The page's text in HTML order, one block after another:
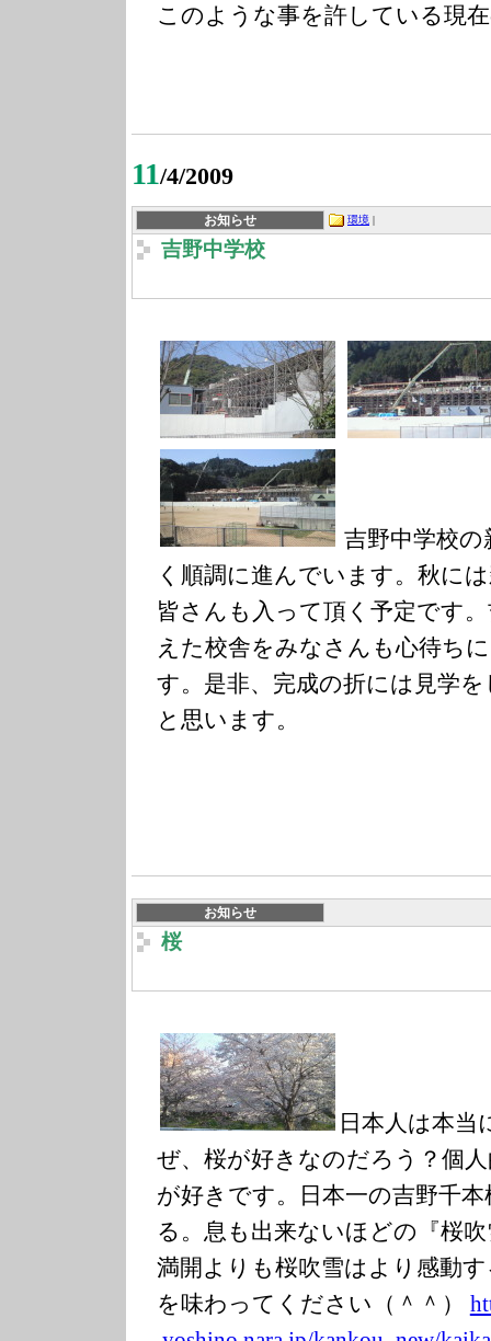
このような事を許している現
11/4/2009
お知らせ 環境
吉野中学校
吉野中学校
く順調に進んでいます。秋に
皆さんも入って頂く予定です
えた校舎をみなさんも心待ち
す。是非、完成の折には見学
と思います。
お知らせ
桜
日本人は本当
ぜ、桜が好きなのだろう？個
が好きです。日本一の吉野千
る。息も出来ないほどの『桜
満開よりも桜吹雪はより感動
を味わってください（＾＾）